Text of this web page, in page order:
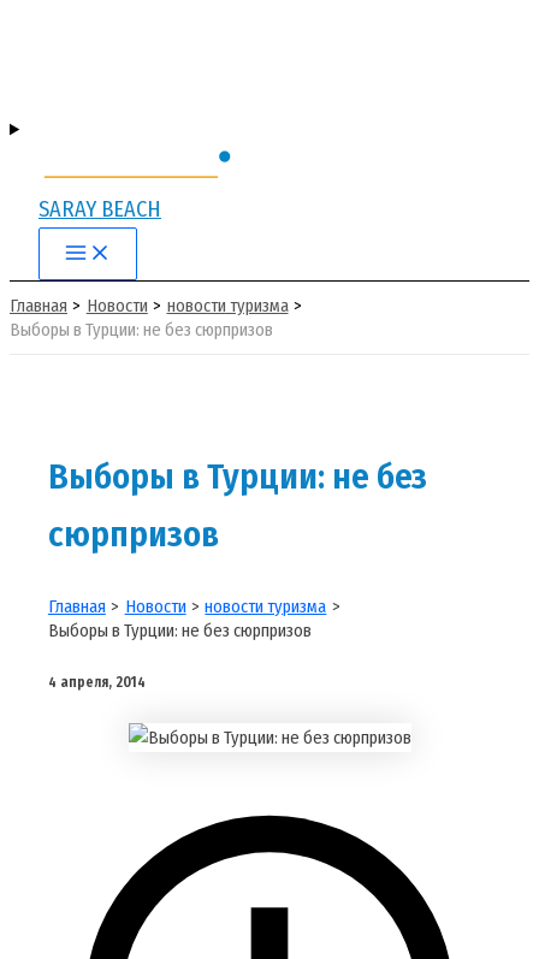
SARAY BEACH
Main
Menu
Главная Новости
новости туризма
Выборы в Турции: не без сюрпризов
Выборы в Турции: не без
сюрпризов
Главная Новости
новости туризма
Выборы в Турции: не без сюрпризов
4 апреля, 2014